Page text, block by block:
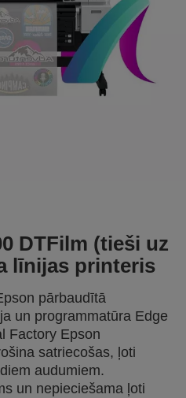
DTFilm (tieši uz
līnijas printeris
pārbaudītā
un programmatūra Edge
Factory Epson
satriecošas, ļoti
audumiem.
un nepieciešama ļoti